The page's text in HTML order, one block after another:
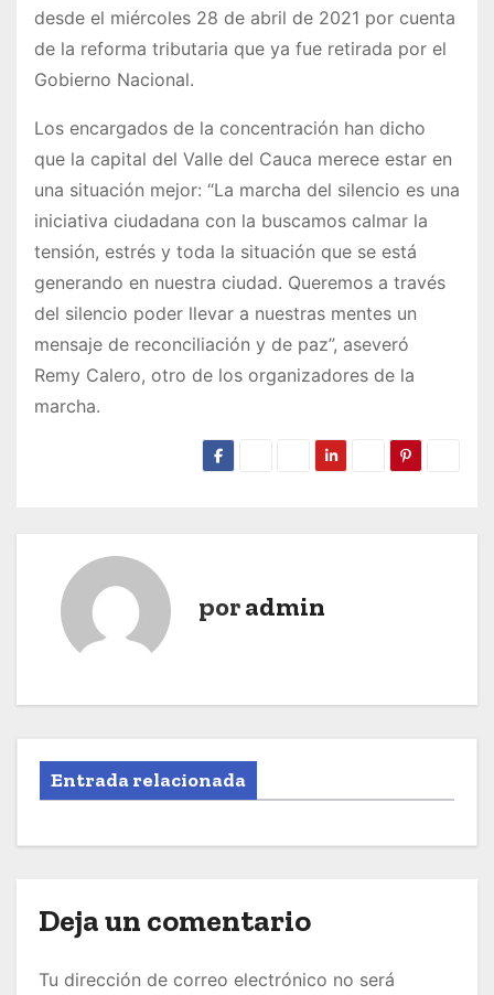
desde el miércoles 28 de abril de 2021 por cuenta
de la reforma tributaria que ya fue retirada por el
Gobierno Nacional.
Los encargados de la concentración han dicho
que la capital del Valle del Cauca merece estar en
una situación mejor: “La marcha del silencio es una
iniciativa ciudadana con la buscamos calmar la
tensión, estrés y toda la situación que se está
generando en nuestra ciudad. Queremos a través
del silencio poder llevar a nuestras mentes un
mensaje de reconciliación y de paz”, aseveró
Remy Calero, otro de los organizadores de la
marcha.
poradmin
Entrada relacionada
Deja un comentario
Tu dirección de correo electrónico no será